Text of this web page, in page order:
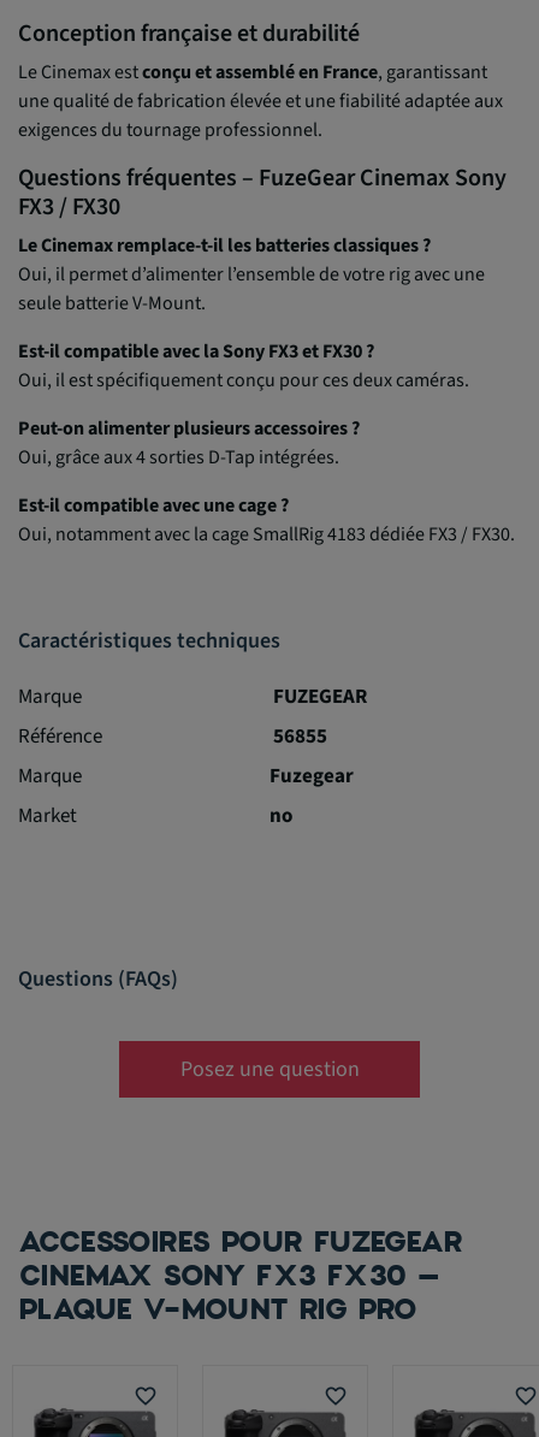
Conception française et durabilité
Le Cinemax estconçu et assemblé en France, garantissant
une qualité de fabrication élevée et une fiabilité adaptée aux
exigences du tournage professionnel.
Questions fréquentes – FuzeGear Cinemax Sony
FX3 / FX30
Le Cinemax remplace-t-il les batteries classiques ?
Oui, il permet d’alimenter l’ensemble de votre rig avec une
seule batterie V-Mount.
Est-il compatible avec la Sony FX3 et FX30 ?
Oui, il est spécifiquement conçu pour ces deux caméras.
Peut-on alimenter plusieurs accessoires ?
Oui, grâce aux 4 sorties D-Tap intégrées.
Est-il compatible avec une cage ?
Oui, notamment avec la cage SmallRig 4183 dédiée FX3 / FX30.
Caractéristiques techniques
Marque
FUZEGEAR
Référence
56855
Marque
Fuzegear
Market
no
Questions (FAQs)
Posez une question
ACCESSOIRES POUR FUZEGEAR
CINEMAX SONY FX3 FX30 –
PLAQUE V-MOUNT RIG PRO
favorite_border favorite_border favorite_border